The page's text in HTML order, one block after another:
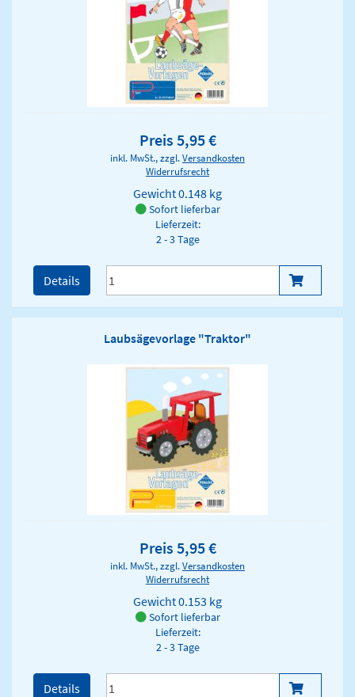
Preis 5,95 €
inkl. MwSt., zzgl.Versandkosten
Widerrufsrecht
Gewicht0.148 kg
Sofort lieferbar
Lieferzeit:
2 - 3 Tage
Details
Laubsägevorlage "Traktor"
Preis 5,95 €
inkl. MwSt., zzgl.Versandkosten
Widerrufsrecht
Gewicht0.153 kg
Sofort lieferbar
Lieferzeit:
2 - 3 Tage
Details